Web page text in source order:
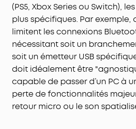
(PS5, Xbox Series ou Switch),
plus spécifiques. Par exemple,
limitent les connexions
nécessitant soit un
soit un émetteur USB
doit idéalement être
capable de passer d’un PC à
perte de fonctionnalités
retour micro ou le son